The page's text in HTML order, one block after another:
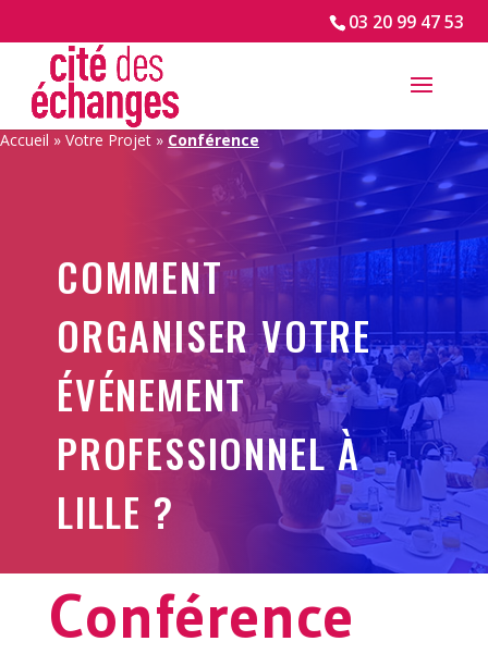
03 20 99 47 53
Accueil » Votre Projet » Conférence
COMMENT
ORGANISER VOTRE
ÉVÉNEMENT
PROFESSIONNEL À
LILLE ?
Conférence